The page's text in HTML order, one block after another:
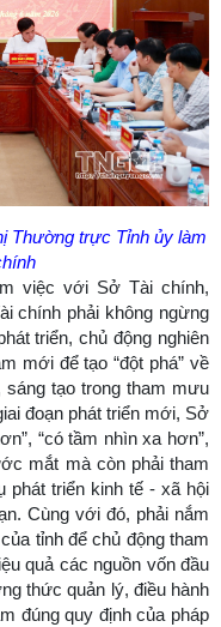
Thường trực Tỉnh ủy làm
việc với Sở Tài chính,
chính phải không ngừng
triển, chủ động nghiên
mới để tạo “đột phá” về
tạo trong tham mưu
đoạn phát triển mới, Sở
“có tầm nhìn xa hơn”,
mắt mà còn phải tham
phát triển kinh tế - xã hội
Cùng với đó, phải nắm
tỉnh để chủ động tham
quả các nguồn vốn đầu
thức quản lý, điều hành
đúng quy định của pháp